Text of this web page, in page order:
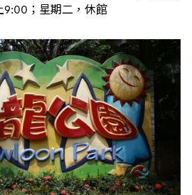
9:00；星期二，休館